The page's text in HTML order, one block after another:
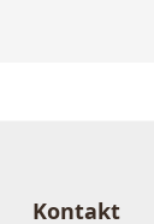
Kontakt